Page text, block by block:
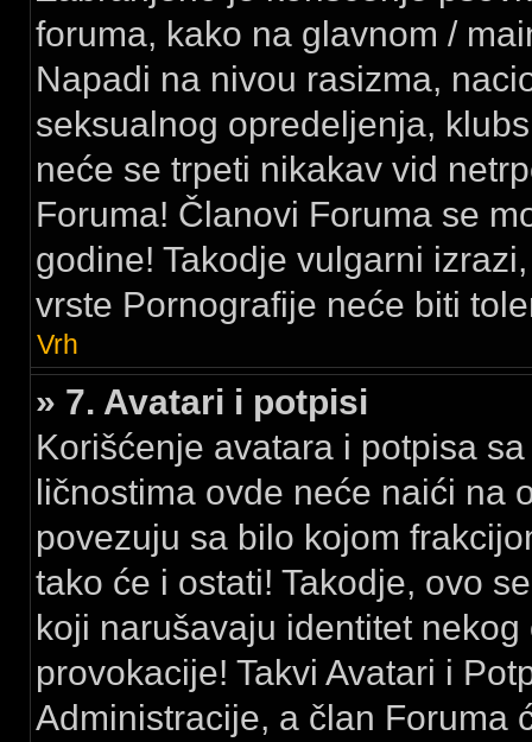
foruma, kako na glavnom /
Napadi na nivou rasizma,
seksualnog opredeljenja,
neće se trpeti nikakav vid
Foruma! Članovi Foruma se
godine! Takodje vulgarni
vrste Pornografije neće biti
Vrh
» 7. Avatari i potpisi
Korišćenje avatara i potpisa
ličnostima ovde neće naići na
povezuju sa bilo kojom
tako će i ostati! Takodje, ovo
koji narušavaju identitet
provokacije! Takvi Avatari i
Administracije, a član Foruma